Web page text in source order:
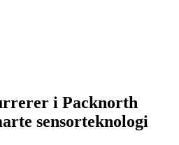
i Packnorth
sensorteknologi